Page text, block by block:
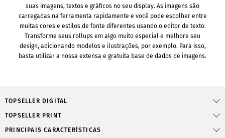
suas imagens, textos e gráficos no seu display. As imagens são
carregadas na ferramenta rapidamente e você pode escolher entre
muitas cores e estilos de fonte diferentes usando o editor de texto.
Transforme seus rollups em algo muito especial e melhore seu
design, adicionando modelos e ilustrações, por exemplo. Para isso,
basta utilizar a nossa extensa e gratuita base de dados de imagens.
TOPSELLER DIGITAL
TOPSELLER PRINT
PRINCIPAIS CARACTERÍSTICAS